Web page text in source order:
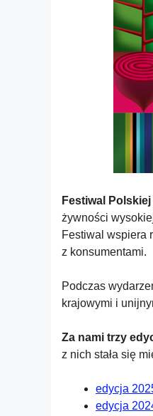
Festiwal
żywności
Festiwal wspiera
z konsumentami.
Podczas
krajowymi i
Za nami trzy
z nich stała się
edycja
edycja